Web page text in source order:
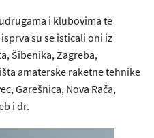
i klubovima te
su se isticali oni iz
Šibenika, Zagreba,
amaterske raketne tehnike
Garešnica, Nova Rača,
i dr.